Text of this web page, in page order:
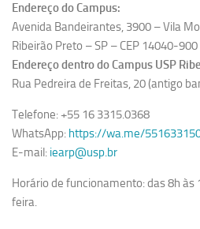
Evandro Eduardo
Fabiana Cristina
Fernando de Lima
Geciane Silveira
Maria Paula Costa
Professor Sênior
Institucional
Endereço do Campus:
Avenida Bandeirantes, 3900 – Vila
Ribeirão Preto – SP – CEP 14040-900
Endereço dentro do Campus USP
Rua Pedreira de Freitas, 20 (antigo
Telefone: +55 16 3315.0368
WhatsApp: https://wa.me/
E-mail: iearp@usp.br
Horário de funcionamento: das 8h às
feira.